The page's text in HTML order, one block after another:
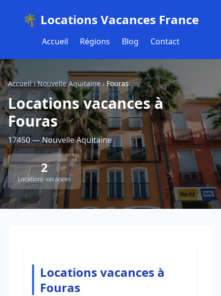
🌴 Locations Vacances France
Accueil Régions Blog Contact
Accueil›Nouvelle Aquitaine› Fouras
Locations vacances à
Fouras
17450 — Nouvelle Aquitaine
2
Locations vacances
Locations vacances à
Fouras